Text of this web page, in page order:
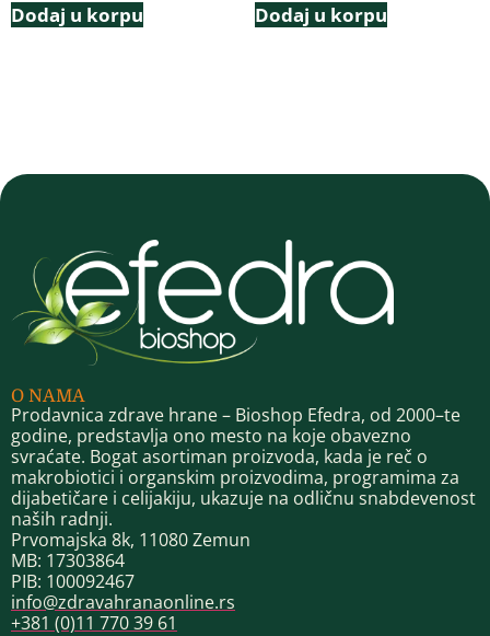
Dodaj u korpu Dodaj u korpu
O NAMA
Prodavnica zdrave hrane – Bioshop Efedra, od 2000–te
godine, predstavlja ono mesto na koje obavezno
svraćate. Bogat asortiman proizvoda, kada je reč o
makrobiotici i organskim proizvodima, programima za
dijabetičare i celijakiju, ukazuje na odličnu snabdevenost
naših radnji.
Prvomajska 8k, 11080 Zemun
MB: 17303864
PIB: 100092467
info@zdravahranaonline.rs
+381 (0)11 770 39 61